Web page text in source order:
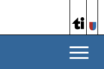
Toggle